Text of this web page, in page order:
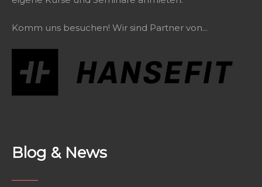
Komm uns besuchen! Wir sind Partner von...
Blog & News